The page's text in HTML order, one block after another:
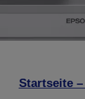
Startseite